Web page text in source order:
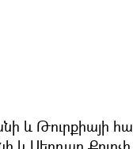
և Թուրքիայի